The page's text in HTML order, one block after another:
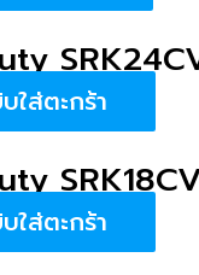
ใส่ตะกร้า
ใส่ตะกร้า